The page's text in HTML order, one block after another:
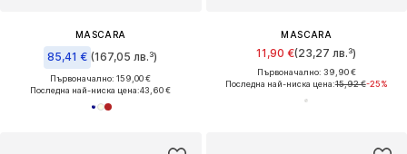
MASCARA
85,41 € (167,05 лв.³)
Първоначално: 159,00 €
Последна най-ниска цена:43,60 €
MASCARA
11,90 €(23,27 лв.³)
Първоначално: 39,90 €
Последна най-ниска цена:15,92 €-25%